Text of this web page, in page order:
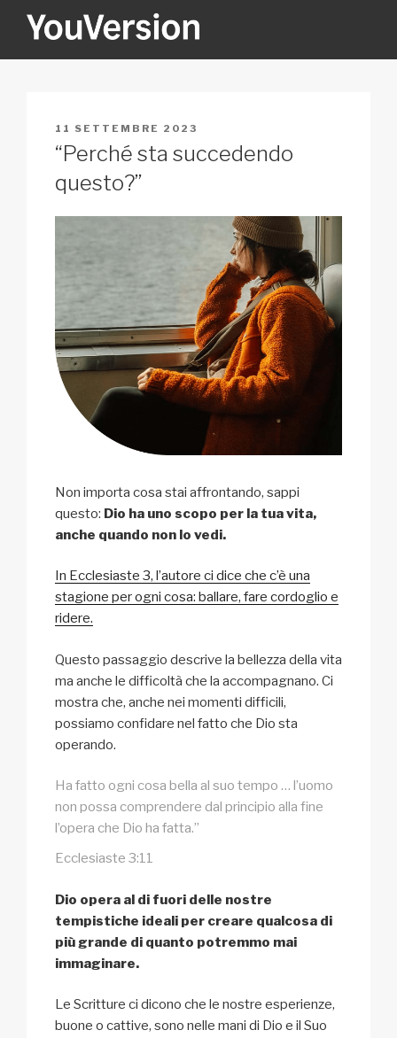
YOUVERSION
PUBBLICATO
IL
11 SETTEMBRE 2023
“Perché sta succedendo
questo?”
Non importa cosa stai affrontando, sappi
questo: Dio ha uno scopo per la tua vita,
anche quando non lo vedi.
In Ecclesiaste 3, l’autore ci dice che c’è una
stagione per ogni cosa: ballare, fare cordoglio e
ridere.
Questo passaggio descrive la bellezza della vita
ma anche le difficoltà che la accompagnano. Ci
mostra che, anche nei momenti difficili,
possiamo confidare nel fatto che Dio sta
operando.
Ha fatto ogni cosa bella al suo tempo … l’uomo
non possa comprendere dal principio alla fine
l’opera che Dio ha fatta.”
Ecclesiaste 3:11
Dio opera al di fuori delle nostre
tempistiche ideali per creare qualcosa di
più grande di quanto potremmo mai
immaginare.
Le Scritture ci dicono che le nostre esperienze,
buone o cattive, sono nelle mani di Dio e il Suo